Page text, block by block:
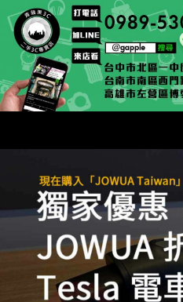
至
內
容